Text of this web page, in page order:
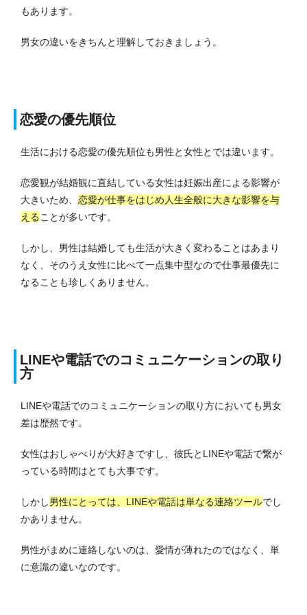
もあります。
男女の違いをきちんと理解しておきましょう。
恋愛の優先順位
生活における恋愛の優先順位も男性と女性とでは違います。
恋愛観が結婚観に直結している女性は妊娠出産による影響が
大きいため、 恋愛が仕事をはじめ人生全般に大きな影響を与
える ことが多いです。
しかし、男性は結婚しても生活が大きく変わることはあまり
なく、そのうえ女性に比べて一点集中型なので仕事最優先に
なることも珍しくありません。
LINEや電話でのコミュニケーションの取り
方
LINEや電話でのコミュニケーションの取り方においても男女
差は歴然です。
女性はおしゃべりが大好きですし、彼氏とLINEや電話で繋が
っている時間はとても大事です。
しかし男性にとっては、LINEや電話は単なる連絡ツールでし
かありません。
男性がまめに連絡しないのは、愛情が薄れたのではなく、単
に意識の違いなのです。